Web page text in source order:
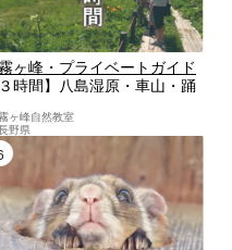
高原
霧ヶ峰・プライベートガイド
時間】八島湿原・車山・踊
ヶ峰自然教室
野県
6位